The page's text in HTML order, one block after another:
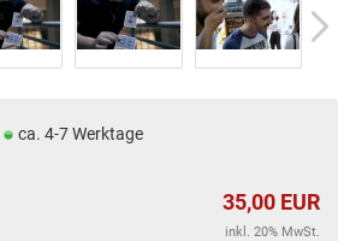
ca. 4-7 Werktage
35,00 EUR
inkl. 20% MwSt.